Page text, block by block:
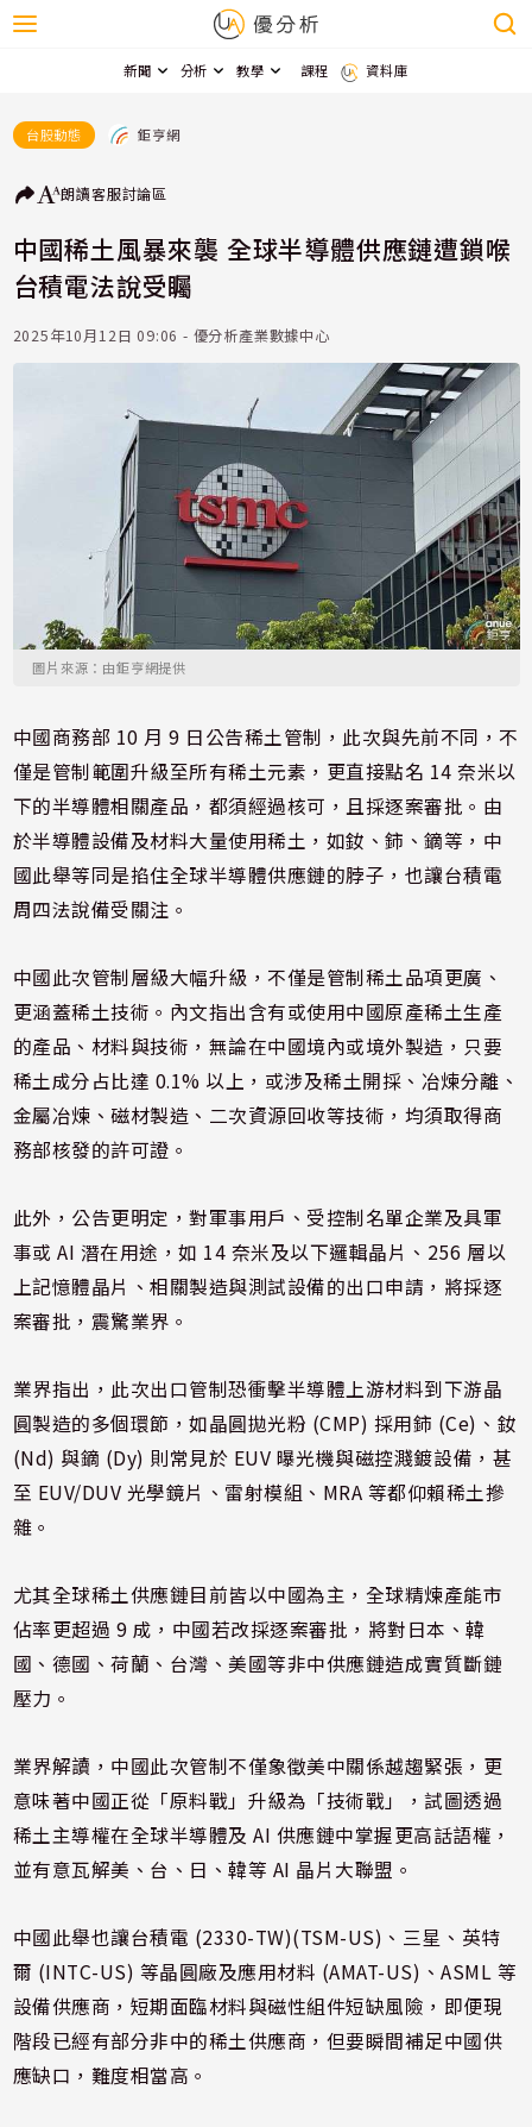
新聞 分析 教學 課程 資料庫
台股動態 鉅亨網
朗讀客服討論區
中國稀土風暴來襲 全球半導體供應鏈遭鎖喉
台積電法說受矚
2025年10月12日 09:06 - 優分析產業數據中心
圖片來源：由鉅亨網提供
中國商務部 10 月 9 日公告稀土管制，此次與先前不同，不
僅是管制範圍升級至所有稀土元素，更直接點名 14 奈米以
下的半導體相關產品，都須經過核可，且採逐案審批。由
於半導體設備及材料大量使用稀土，如釹、鈰、鏑等，中
國此舉等同是掐住全球半導體供應鏈的脖子，也讓台積電
周四法說備受關注。
中國此次管制層級大幅升級，不僅是管制稀土品項更廣、
更涵蓋稀土技術。內文指出含有或使用中國原產稀土生產
的產品、材料與技術，無論在中國境內或境外製造，只要
稀土成分占比達 0.1% 以上，或涉及稀土開採、冶煉分離、
金屬冶煉、磁材製造、二次資源回收等技術，均須取得商
務部核發的許可證。
此外，公告更明定，對軍事用戶、受控制名單企業及具軍
事或 AI 潛在用途，如 14 奈米及以下邏輯晶片、256 層以
上記憶體晶片、相關製造與測試設備的出口申請，將採逐
案審批，震驚業界。
業界指出，此次出口管制恐衝擊半導體上游材料到下游晶
圓製造的多個環節，如晶圓拋光粉 (CMP) 採用鈰 (Ce)、釹
(Nd) 與鏑 (Dy) 則常見於 EUV 曝光機與磁控濺鍍設備，甚
至 EUV/DUV 光學鏡片、雷射模組、MRA 等都仰賴稀土摻
雜。
尤其全球稀土供應鏈目前皆以中國為主，全球精煉產能市
佔率更超過 9 成，中國若改採逐案審批，將對日本、韓
國、德國、荷蘭、台灣、美國等非中供應鏈造成實質斷鏈
壓力。
業界解讀，中國此次管制不僅象徵美中關係越趨緊張，更
意味著中國正從「原料戰」升級為「技術戰」，試圖透過
稀土主導權在全球半導體及 AI 供應鏈中掌握更高話語權，
並有意瓦解美、台、日、韓等 AI 晶片大聯盟。
中國此舉也讓台積電 (2330-TW)(TSM-US)、三星、英特
爾 (INTC-US) 等晶圓廠及應用材料 (AMAT-US)、ASML 等
設備供應商，短期面臨材料與磁性組件短缺風險，即便現
階段已經有部分非中的稀土供應商，但要瞬間補足中國供
應缺口，難度相當高。